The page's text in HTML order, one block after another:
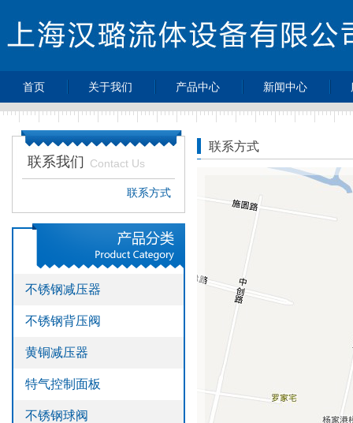
首页 关于我们 产品中心 新闻中心
> 公司简介 > 不锈钢减压器
>不锈钢背压阀
黄铜减压器
>特气控制面板
不锈钢球阀
>不锈钢针阀
>不锈钢单向阀
> 不锈钢过滤器
不锈钢高压软
气路安装工程
> 最新动态
>
>行业动态
联系我们 Contact Us
联系方式
不锈钢减压器
不锈钢背压阀
黄铜减压器
特气控制面板
不锈钢球阀
联系方式